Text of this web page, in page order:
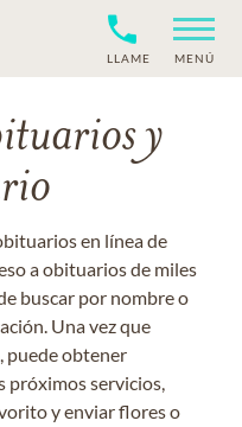
LLAME MENÚ
y
en línea de
a obituarios de miles
buscar por nombre o
Una vez que
puede obtener
próximos servicios,
y enviar flores o